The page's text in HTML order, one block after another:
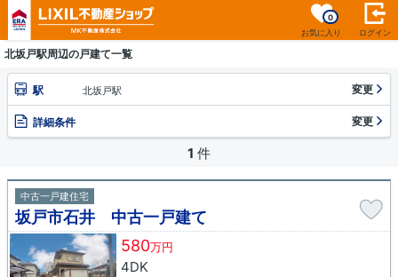
お気に入り
0
ログイン
北坂戸駅周辺の戸建て一覧
駅 北坂戸駅 変更
詳細条件 変更
1 件
中古一戸建住宅
坂戸市石井 中古一戸建て
580万円
4DK